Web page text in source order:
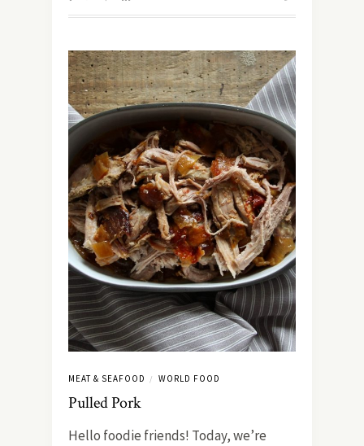
MEAT & SEAFOOD / WORLD FOOD
Pulled Pork
Hello foodie friends! Today, we’re